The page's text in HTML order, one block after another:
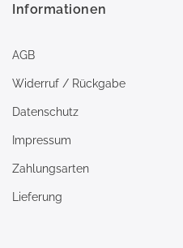
Informationen
AGB
Widerruf / Rückgabe
Datenschutz
Impressum
Zahlungsarten
Lieferung